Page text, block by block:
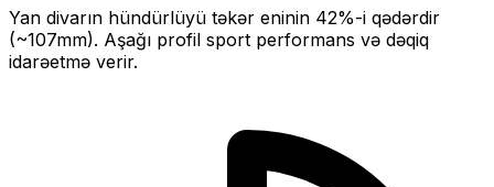
Yan divarın hündürlüyü təkər eninin 42%-i qədərdir
(~107mm). Aşağı profil sport performans və dəqiq
idarəetmə verir.